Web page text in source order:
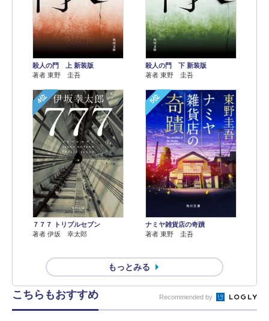
殺人の門 上 新装版
著者 東野 圭吾
殺人の門 下 新装版
著者 東野 圭吾
4位
７７７ トリプルセブン
著者 伊坂 幸太郎
5位
ナミヤ雑貨店の奇蹟
著者 東野 圭吾
もっとみる
こちらもおすすめ Recommended by